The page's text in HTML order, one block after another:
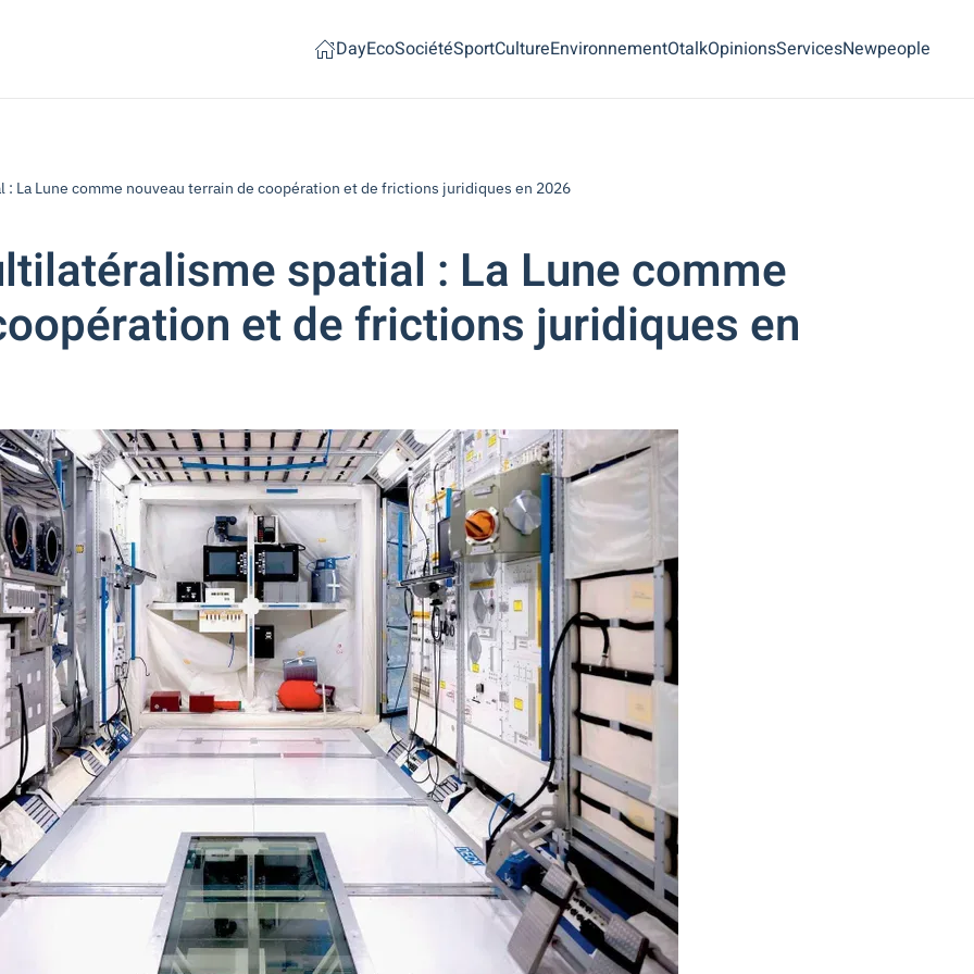
DayEcoSociétéSportCultureEnvironnementOtalkOpinionsServicesNewpeople
La Lune comme nouveau terrain de coopération et de frictions juridiques en 2026
spatial : La Lune comme
et de frictions juridiques en